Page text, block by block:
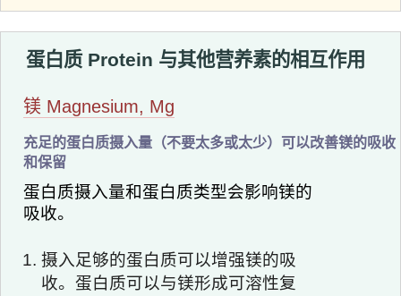
蛋白质 Protein 与其他营养素的相互作用
镁 Magnesium, Mg
充足的蛋白质摄入量（不要太多或太少）可以改善镁的吸收
和保留
蛋白质摄入量和蛋白质类型会影响镁的
吸收。
摄入足够的蛋白质可以增强镁的吸
收。蛋白质可以与镁形成可溶性复